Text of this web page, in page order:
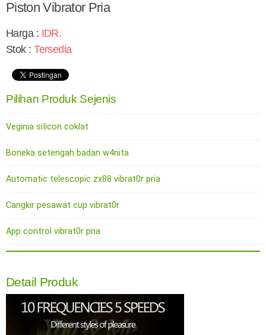
Piston Vibrator Pria
Harga : IDR.
Stok :Tersedia
Pilihan Produk Sejenis
Veginia siIicon coklat
Boneka setengah badan w4nita
Automatic telescopic zx88 vibrat0r pria
Cangkir pesawat cup vibrat0r
App control vibrat0r pria
Detail Produk